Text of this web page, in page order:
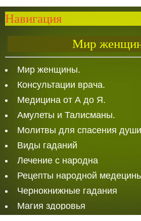
Навигация
Мир
Мир женщины.
Консультации врача.
Медицина от А до Я.
Амулеты и Талисманы.
Молитвы для спасения души
Виды гаданий
Лечение с народна
Рецепты народной
Чернокнижные гадания
Магия здоровья